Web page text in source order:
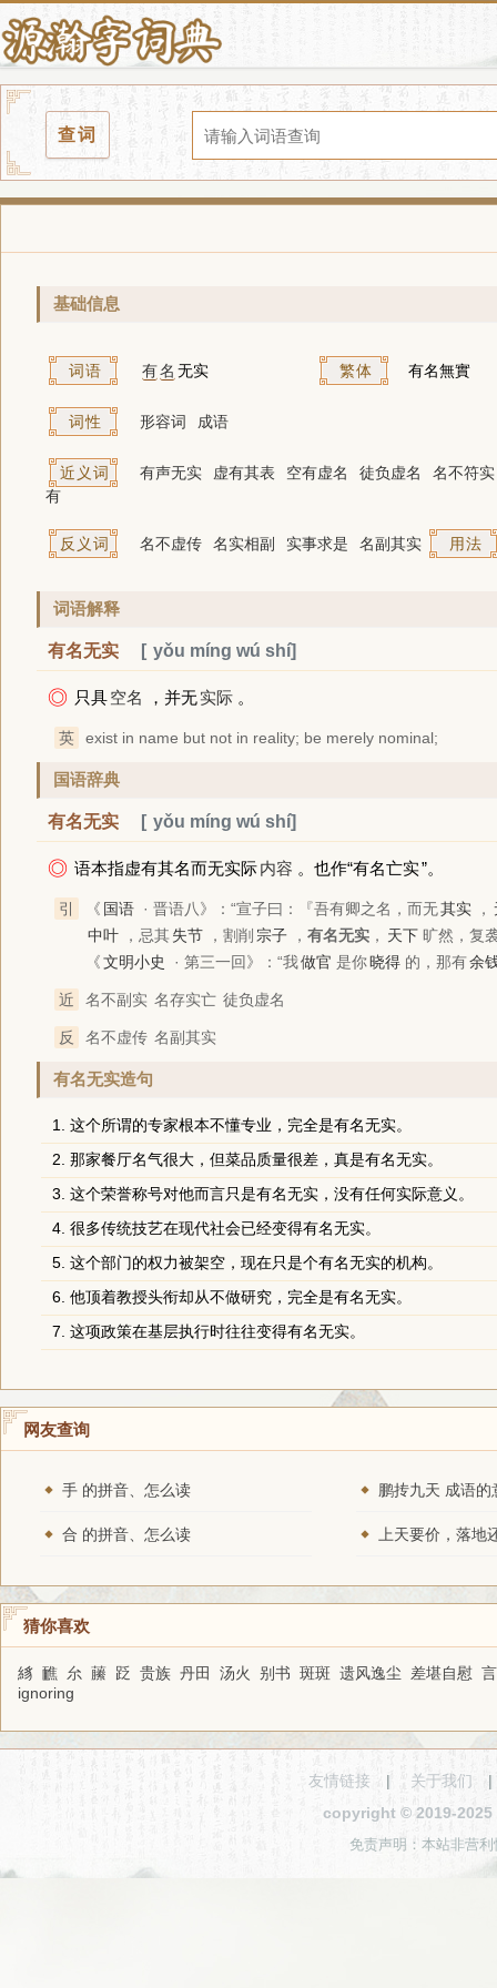
查词
基础信息
词语 有名 无实 繁体 有名無實
词性 形容词 成语
近义词 有声无实 虚有其表 空有虚名 徒负虚名
名不符实
有
反义词 名不虚传 名实相副 实事求是 名副其实 用法
词语解释
有名无实 yǒu míng wú shí
◎ 只具空名 ，并无实际 。
英 exist in name but not in reality; be merely nominal;
国语辞典
有名无实 yǒu míng wú shí
◎ 语本指虚有其名而无实际内容 。也作“有名亡实”。
引 《 国语 · 晋语八》 ：“宣子曰：『吾有卿之名，而无其实 ，
中叶
，忌其失节 ，割削 宗子 ， 有名无实 ， 天下 旷然，复
《文明小史 · 第三一回》 ：“我做官 是你晓得 的，那有余
近 名不副实 名存实亡 徒负虚名
反 名不虚传 名副其实
有名无实造句
1. 这个所谓的专家根本不懂专业，完全是有名无实。
2. 那家餐厅名气很大，但菜品质量很差，真是有名无实。
3. 这个荣誉称号对他而言只是有名无实，没有任何实际意义。
4. 很多传统技艺在现代社会已经变得有名无实。
5. 这个部门的权力被架空，现在只是个有名无实的机构。
6. 他顶着教授头衔却从不做研究，完全是有名无实。
7. 这项政策在基层执行时往往变得有名无实。
网友查询
手 的拼音、怎么读 鹏抟九天 成语的
合 的拼音、怎么读
猜你喜欢
絼 䩌 厼 䕨 䟪 贵族 丹田 汤火 别书 斑斑 遗风逸尘 差堪自慰
ignoring
友情链接 | 关于我们
copyright © 2019-2025
免责声明：本站非营